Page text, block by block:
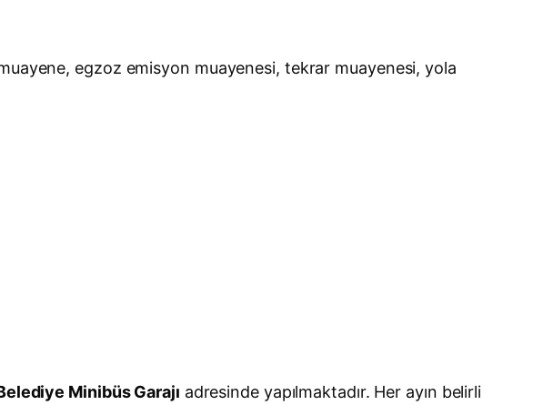
egzoz emisyon muayenesi, tekrar muayenesi, yola
Minibüs Garajı adresinde yapılmaktadır. Her ayın belirli